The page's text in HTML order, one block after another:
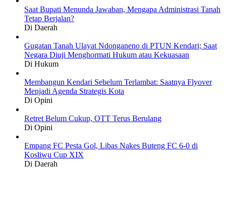
Saat Bupati Menunda Jawaban, Mengapa Administrasi Tanah
Tetap Berjalan?
Di Daerah
Gugatan Tanah Ulayat Ndonganeno di PTUN Kendari; Saat
Negara Diuji Menghormati Hukum atau Kekuasaan
Di Hukum
Membangun Kendari Sebelum Terlambat: Saatnya Flyover
Menjadi Agenda Strategis Kota
Di Opini
Retret Belum Cukup, OTT Terus Berulang
Di Opini
Empang FC Pesta Gol, Libas Nakes Buteng FC 6-0 di
Kosliwu Cup XIX
Di Daerah